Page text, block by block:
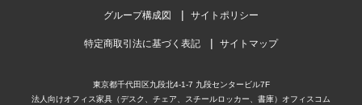
グループ構成図 サイトポリシー
特定商取引法に基づく表記 サイトマップ
東京都千代田区九段北4-1-7 九段センタービル7F
法人向けオフィス家具（デスク、チェア、スチールロッカー、書庫）オフィスコム